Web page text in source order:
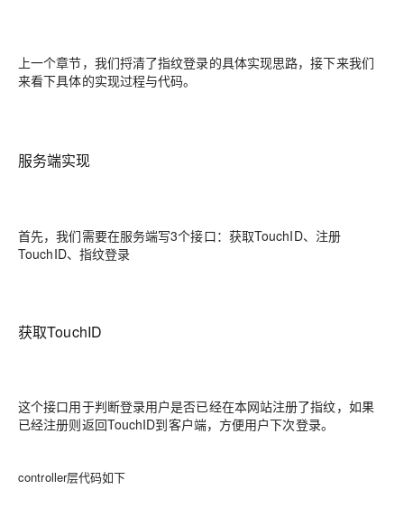
上一个章节，我们捋清了指纹登录的具体实现思路，接下来我们
来看下具体的实现过程与代码。
服务端实现
首先，我们需要在服务端写3个接口：获取TouchID、注册
TouchID、指纹登录
获取TouchID
这个接口用于判断登录用户是否已经在本网站注册了指纹，如果
已经注册则返回TouchID到客户端，方便用户下次登录。
controller层代码如下